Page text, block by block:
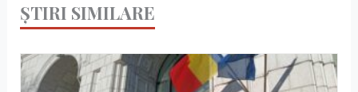
ȘTIRI SIMILARE